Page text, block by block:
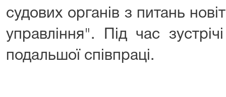
судових органів з питань
управління". Під час
подальшої співпраці.